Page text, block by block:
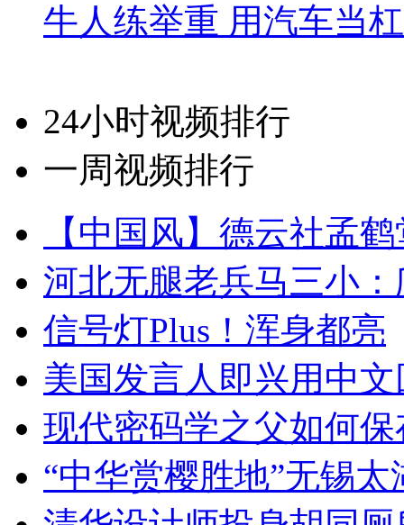
牛人练举重 用汽车当
24小时视频排行
一周视频排行
【中国风】德云社孟
河北无腿老兵马三小
信号灯Plus！浑身都亮
美国发言人即兴用中
现代密码学之父如何
“中华赏樱胜地”无锡